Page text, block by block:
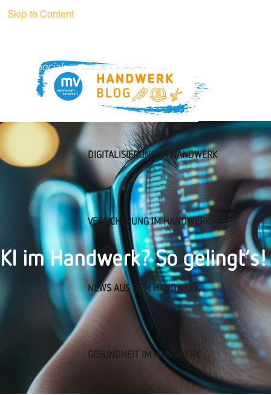
Skip to Content
Socials
DIGITALISIERUNG IM HANDWERK
VERSICHERUNG IM HANDWERK
NEWS AUS DEM HANDWERK
GESUNDHEIT IM HANDWERK
KI im Handwerk? So gelingt’s!